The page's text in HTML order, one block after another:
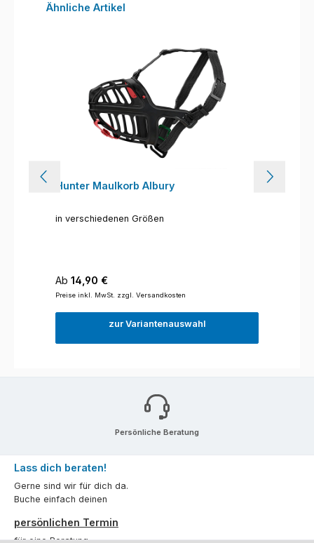
Produktgalerie überspringen
Ähnliche Artikel
Hunter Maulkorb Albury
in verschiedenen Größen
Regulärer Preis:
Ab 14,90 €
Preise inkl. MwSt. zzgl. Versandkosten
zur Variantenauswahl
Persönliche Beratung
Lass dich beraten!
Gerne sind wir für dich da.
Buche einfach deinen
persönlichen Termin
für eine Beratung.